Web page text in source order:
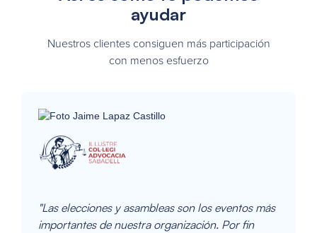
ayudar
Nuestros clientes consiguen más participación
con menos esfuerzo
"Las elecciones y asambleas son los eventos más
importantes de nuestra organización. Por fin